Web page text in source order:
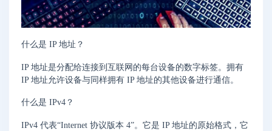
什么是 IP 地址？
IP 地址是分配给连接到互联网的每台设备的数字标签。拥有
IP 地址允许设备与同样拥有 IP 地址的其他设备进行通信。
什么是 IPv4？
IPv4 代表“Internet 协议版本 4”。它是 IP 地址的原始格式，它